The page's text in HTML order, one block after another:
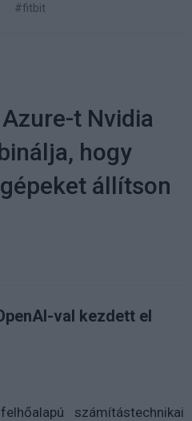
#fitbit
t Nvidia
hogy
állítson
val kezdett el
számítástechnikai